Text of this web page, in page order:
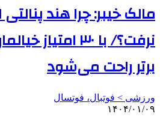
نرفت؟/ با ۳۰
برتر راحت می‌شود
ورزشی > فوتبال، فوتسال
۱۴۰۴/۰۱/۰۹